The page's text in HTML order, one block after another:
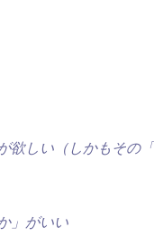
欲しい（しかもその
」がいい